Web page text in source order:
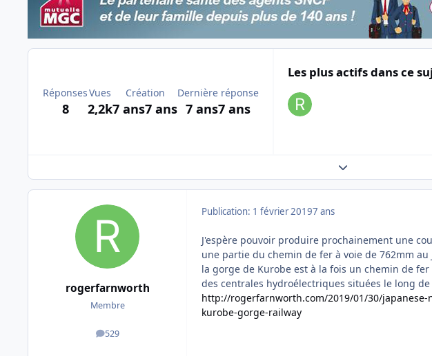
Réponses
8
Vues
2,2k
Création
7 ans7 ans
Dernière réponse
7 ans7 ans
Les plus actifs dans ce
Expand topic
rogerfarnworth
Membre
529
messages
Publication: 1 février 20197 ans
J'espère pouvoir produire prochainement une
une partie du chemin de fer à voie de 762mm
la gorge de Kurobe est à la fois un chemin de
des centrales hydroélectriques situées le long
http://rogerfarnworth.com/2019/01/30/
kurobe-gorge-railway